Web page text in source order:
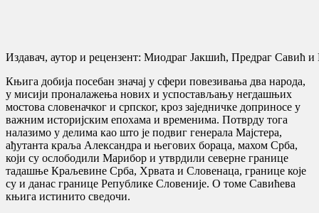
Издавач, аутор и рецензент: Миодраг Јакшић, Предраг Савић
Књига добија посебан значај у сфери повезивања два народа,
у мисији проналажења нових и успостављању негдашњих
мостова словеначког и српског, кроз заједничке доприносе у
важним историјским епохама и временима. Потврду тога
налазимо у делима као што је подвиг генерала Мајстера,
ађутанта краља Александра и његових бораца, махом Срба,
који су ослободили Марибор и утврдили северне границе
тадашње Краљевине Срба, Хрвата и Словенаца, границе које
су и данас границе Републике Словеније. О томе Савићева
књига истинито сведочи.